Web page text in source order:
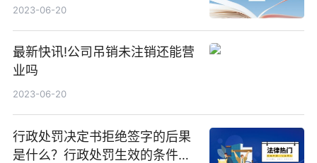
劳动仲裁流程都有哪些？
2023-06-20
最新快讯!公司吊销未注销还能营
业吗
2023-06-20
行政处罚决定书拒绝签字的后果
是什么？行政处罚生效的条件是